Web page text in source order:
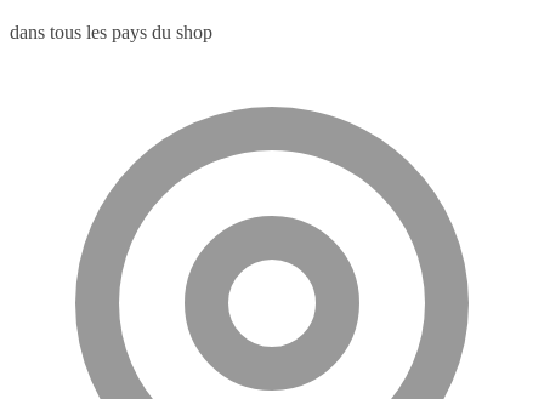
dans tous les pays du shop